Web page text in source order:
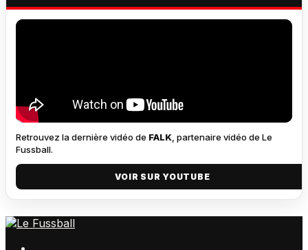
Retrouvez la dernière vidéo de FALK, partenaire vidéo de Le
Fussball.
VOIR SUR YOUTUBE